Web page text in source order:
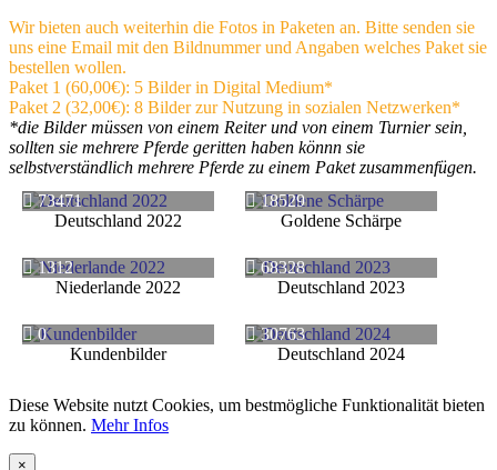
Wir bieten auch weiterhin die Fotos in Paketen an. Bitte senden sie
uns eine Email mit den Bildnummer und Angaben welches Paket sie
bestellen wollen.
Paket 1 (60,00€): 5 Bilder in Digital Medium*
Paket 2 (32,00€): 8 Bilder zur Nutzung in sozialen Netzwerken*
*die Bilder müssen von einem Reiter und von einem Turnier sein,
sollten sie mehrere Pferde geritten haben könnn sie
selbstverständlich mehrere Pferde zu einem Paket zusammenfügen.
73471
Deutschland 2022
18529
Goldene Schärpe
1312
Niederlande 2022
68328
Deutschland 2023
0
Kundenbilder
30763
Deutschland 2024
Diese Website nutzt Cookies, um bestmögliche Funktionalität bieten
zu können. Mehr Infos
×